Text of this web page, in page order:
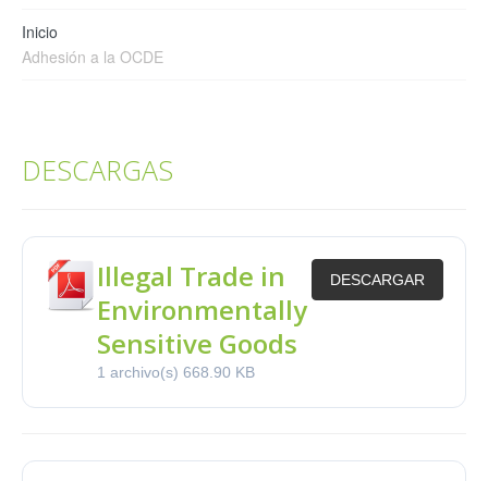
Inicio
Adhesión a la OCDE
DESCARGAS
Illegal Trade in
Environmentally
Sensitive Goods
1 archivo(s) 668.90 KB
DESCARGAR